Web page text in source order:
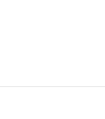
有証明書をダウ
す。